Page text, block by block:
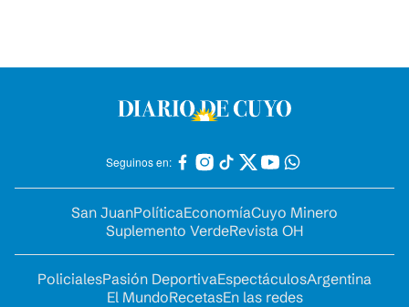
Seguinos en:
San JuanPolíticaEconomíaCuyo Minero
Suplemento VerdeRevista OH
PolicialesPasión DeportivaEspectáculosArgentina
El MundoRecetasEn las redes